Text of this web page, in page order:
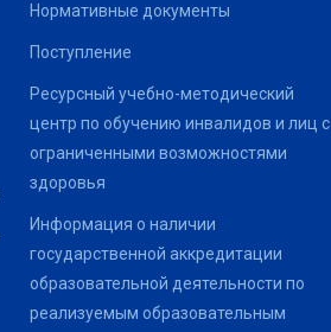
Нормативные документы
Поступление
Ресурсный учебно-методический
центр по обучению инвалидов и лиц с
ограниченными возможностями
здоровья
Информация о наличии
государственной аккредитации
образовательной деятельности по
реализуемым образовательным